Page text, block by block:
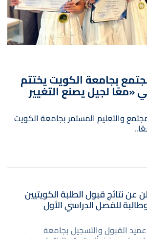
بجامعة الكويت يختتم
«معًا لجيل يصنع التغيير
والتعليم المستمر بجامعة الكويت
نتائج قبول الطلبة الكويتيين
وطالبة للفصل الدراسي الأول
القبول والتسجيل بجامعة